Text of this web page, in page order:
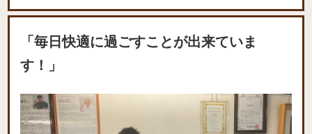
「毎日快適に過ごすことが出来ていま
す！」